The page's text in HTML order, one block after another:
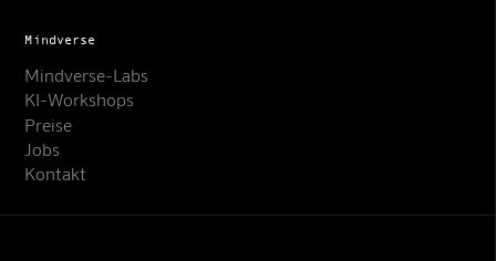
Mindverse
Mindverse-Labs
KI-Workshops
Preise
Jobs
Kontakt